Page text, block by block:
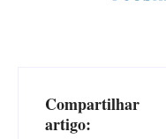
Compartilhar
artigo: